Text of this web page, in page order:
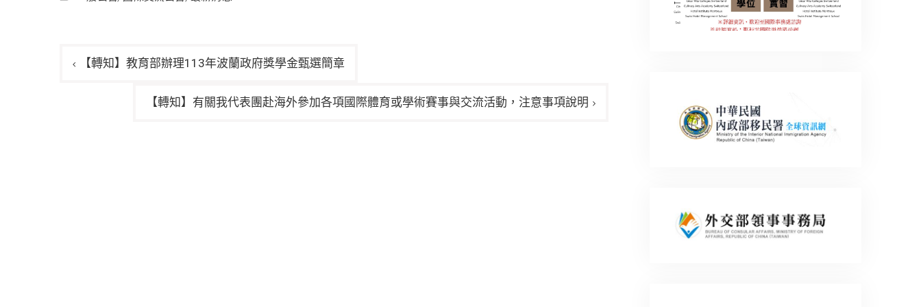
【轉知】教育部辦理113年波蘭政府獎學金甄選簡章
【轉知】有關我代表團赴海外參加各項國際體育或學術賽事與交流活動，注意事項說明